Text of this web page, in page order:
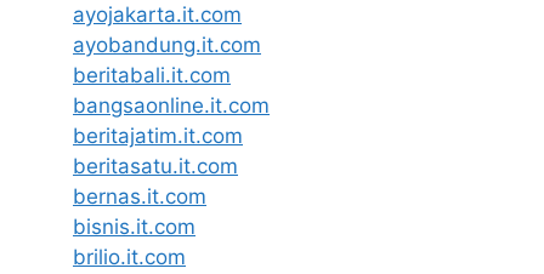
ayojakarta.it.com
ayobandung.it.com
beritabali.it.com
bangsaonline.it.com
beritajatim.it.com
beritasatu.it.com
bernas.it.com
bisnis.it.com
brilio.it.com